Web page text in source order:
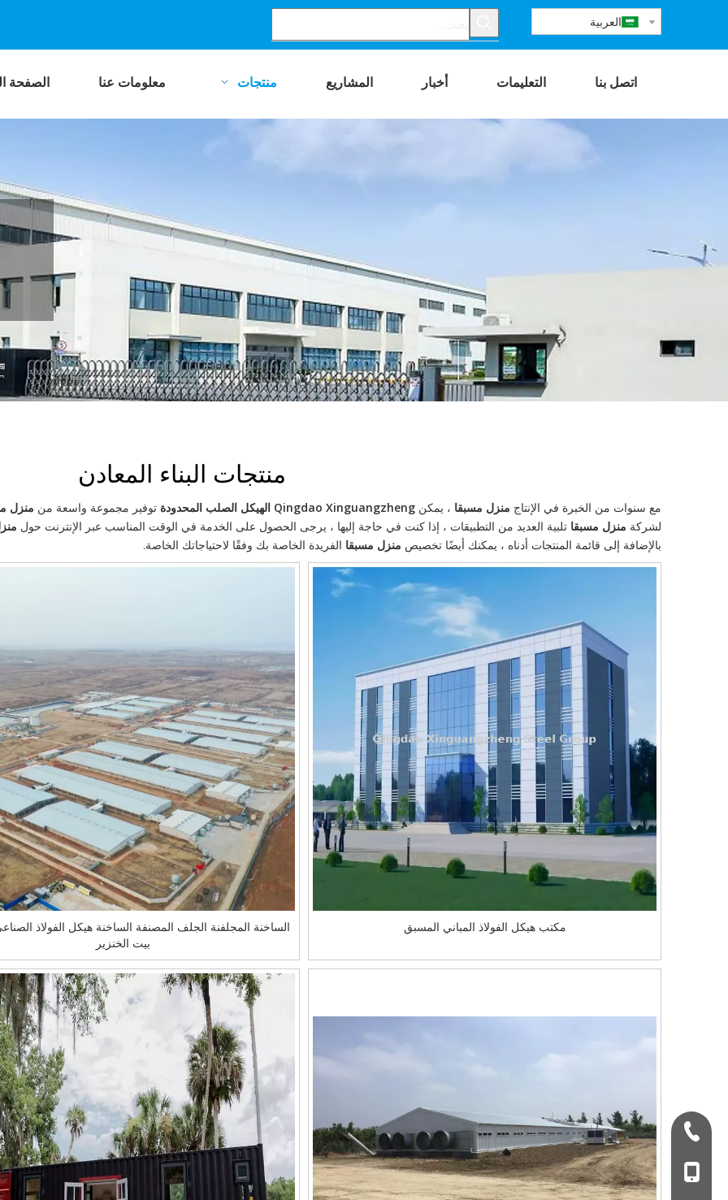
العربية
اتصل بنا التعليمات أخبار المشاريع منتجات معلومات عنا الصفحة
منتجات البناء المعادن
مع سنوات من الخبرة في الإنتاج منزل مسبقا ، يمكن Qingdao Xinguangzheng الهيكل الصلب المحدودة توفير مجموعة واسعة من منزل
لشركة منزل مسبقا تلبية العديد من التطبيقات ، إذا كنت في حاجة إليها ، يرجى الحصول على الخدمة في الوقت المناسب عبر الإنترنت حول
بالإضافة إلى قائمة المنتجات أدناه ، يمكنك أيضًا تخصيص منزل مسبقا الفريدة الخاصة بك وفقًا لاحتياجاتك الخاصة.
مكتب هيكل الفولاذ المباني المسبق
الساخنة المجلفنة الجلف المصنفة الساخنة هيكل الفولاذ
بيت الخنزير
+ 86-532-
+86 -